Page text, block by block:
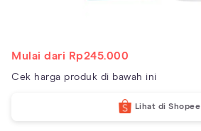
Mulai dari Rp245.000
Cek harga produk di bawah ini
Lihat di Shopee